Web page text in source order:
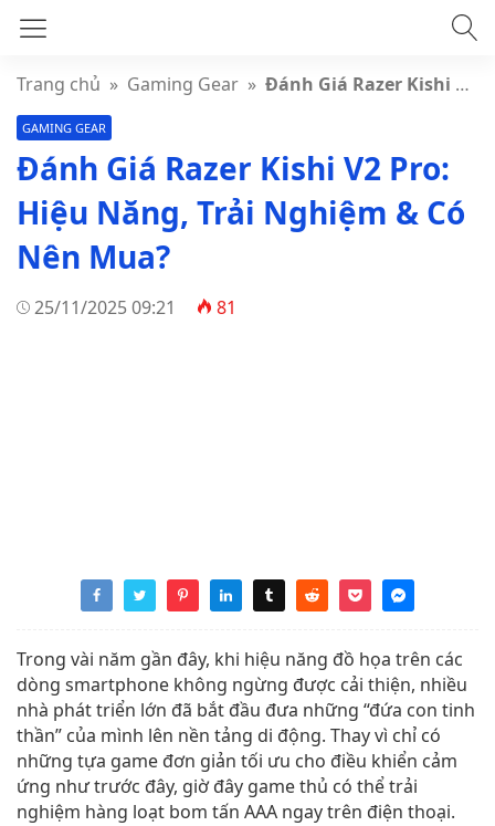
Trang chủ » Gaming Gear » Đánh Giá Razer Kishi V2 Pro: Hiệu Năng, Trải Nghiệm & Có Nên Mua?
GAMING GEAR
Đánh Giá Razer Kishi V2 Pro:
Hiệu Năng, Trải Nghiệm & Có
Nên Mua?
25/11/2025 09:21 81
Trong vài năm gần đây, khi hiệu năng đồ họa trên các
dòng smartphone không ngừng được cải thiện, nhiều
nhà phát triển lớn đã bắt đầu đưa những “đứa con tinh
thần” của mình lên nền tảng di động. Thay vì chỉ có
những tựa game đơn giản tối ưu cho điều khiển cảm
ứng như trước đây, giờ đây game thủ có thể trải
nghiệm hàng loạt bom tấn AAA ngay trên điện thoại.